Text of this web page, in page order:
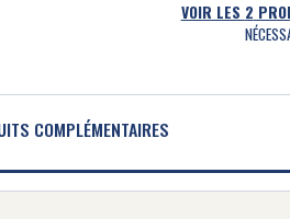
VOIR LES 2
COMPLÉMENTAIRES